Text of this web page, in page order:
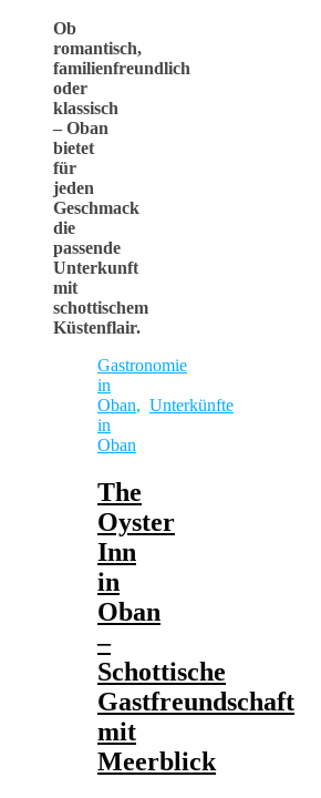
Ob
romantisch,
familienfreundlich
oder
klassisch
– Oban
bietet
für
jeden
Geschmack
die
passende
Unterkunft
mit
schottischem
Küstenflair.
Gastronomie
in
Oban, Unterkünfte
in
Oban
The
Oyster
Inn
in
Oban
–
Schottische
Gastfreundschaft
mit
Meerblick